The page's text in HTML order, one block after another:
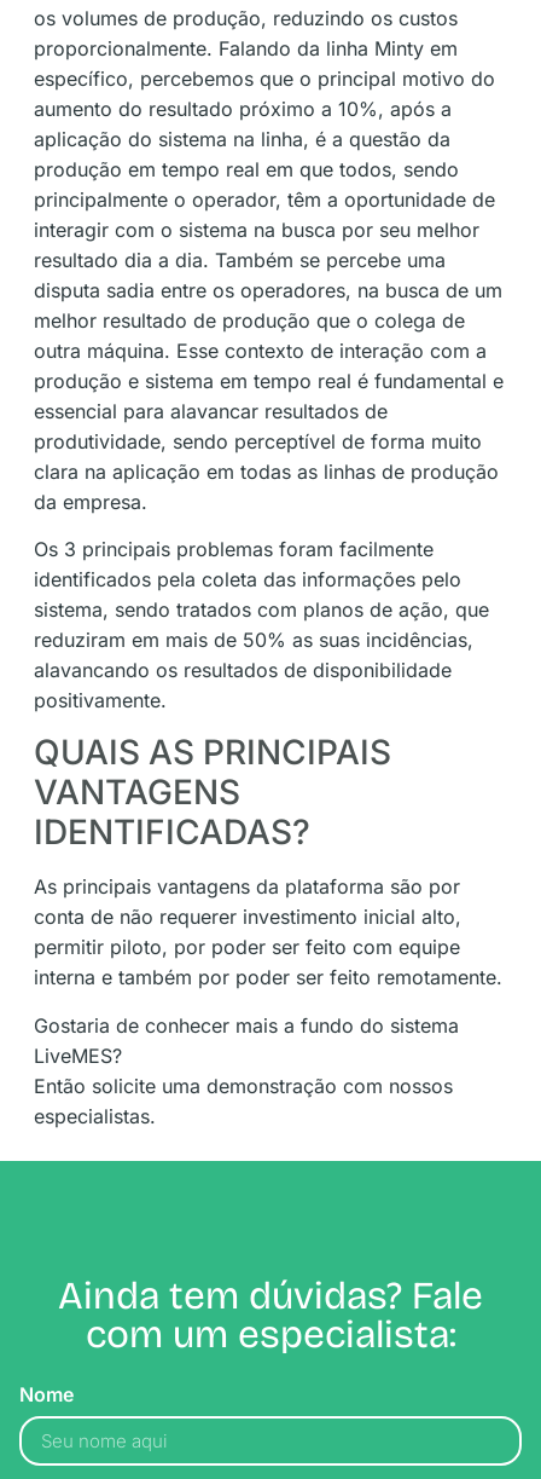
os volumes de produção, reduzindo os custos
proporcionalmente. Falando da linha Minty em
específico, percebemos que o principal motivo do
aumento do resultado próximo a 10%, após a
aplicação do sistema na linha, é a questão da
produção em tempo real em que todos, sendo
principalmente o operador, têm a oportunidade de
interagir com o sistema na busca por seu melhor
resultado dia a dia. Também se percebe uma
disputa sadia entre os operadores, na busca de um
melhor resultado de produção que o colega de
outra máquina. Esse contexto de interação com a
produção e sistema em tempo real é fundamental e
essencial para alavancar resultados de
produtividade, sendo perceptível de forma muito
clara na aplicação em todas as linhas de produção
da empresa.
Os 3 principais problemas foram facilmente
identificados pela coleta das informações pelo
sistema, sendo tratados com planos de ação, que
reduziram em mais de 50% as suas incidências,
alavancando os resultados de disponibilidade
positivamente.
QUAIS AS PRINCIPAIS
VANTAGENS
IDENTIFICADAS?
As principais vantagens da plataforma são por
conta de não requerer investimento inicial alto,
permitir piloto, por poder ser feito com equipe
interna e também por poder ser feito remotamente.
Gostaria de conhecer mais a fundo do sistema
LiveMES?
Então solicite uma demonstração com nossos
especialistas.
Ainda tem dúvidas? Fale
com um especialista:
Nome